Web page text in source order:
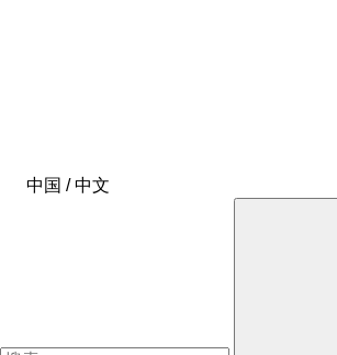
中国 / 中文